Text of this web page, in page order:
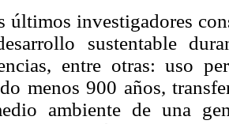
últimos investigadores
sustentable
entre otras: uso
menos 900 años,
ambiente de una